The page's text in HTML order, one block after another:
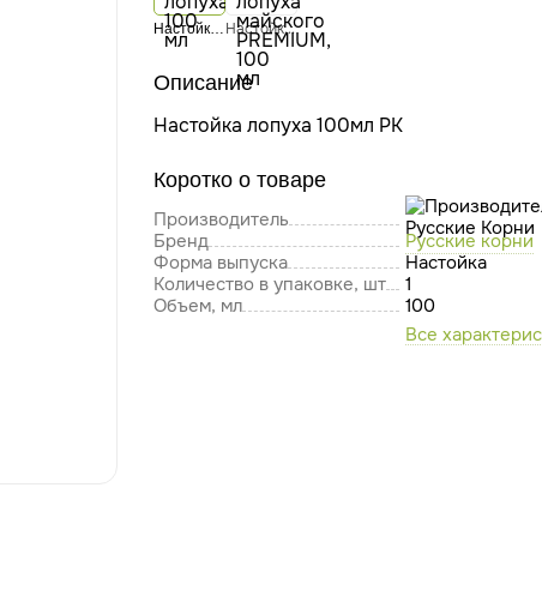
Настойка лопуха, 100 мл Настойка лопуха майского PREMIUM, 100 мл
Описание
Настойка лопуха 100мл РК
Коротко о товаре
Производитель
Бренд
Русские корни
Форма выпуска
Настойка
Количество в упаковке, шт
1
Объем, мл
100
Все